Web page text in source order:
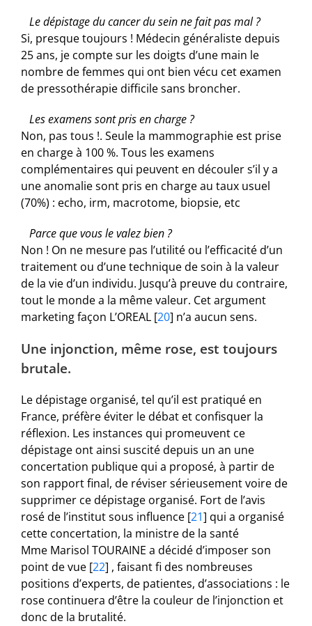
Le dépistage du cancer du sein ne fait pas mal ?
Si, presque toujours ! Médecin généraliste depuis
25 ans, je compte sur les doigts d’une main le
nombre de femmes qui ont bien vécu cet examen
de pressothérapie difficile sans broncher.
Les examens sont pris en charge ?
Non, pas tous !. Seule la mammographie est prise
en charge à 100 %. Tous les examens
complémentaires qui peuvent en découler s’il y a
une anomalie sont pris en charge au taux usuel
(70%) : echo, irm, macrotome, biopsie, etc
Parce que vous le valez bien ?
Non ! On ne mesure pas l’utilité ou l’efficacité d’un
traitement ou d’une technique de soin à la valeur
de la vie d’un individu. Jusqu’à preuve du contraire,
tout le monde a la même valeur. Cet argument
marketing façon L’OREAL[20] n’a aucun sens.
Une injonction, même rose, est toujours
brutale.
Le dépistage organisé, tel qu’il est pratiqué en
France, préfère éviter le débat et confisquer la
réflexion. Les instances qui promeuvent ce
dépistage ont ainsi suscité depuis un an une
concertation publique qui a proposé, à partir de
son rapport final, de réviser sérieusement voire de
supprimer ce dépistage organisé. Fort de l’avis
rosé de l’institut sous influence[21] qui a organisé
cette concertation, la ministre de la santé
Mme Marisol TOURAINE a décidé d’imposer son
point de vue[22] , faisant fi des nombreuses
positions d’experts, de patientes, d’associations : le
rose continuera d’être la couleur de l’injonction et
donc de la brutalité.